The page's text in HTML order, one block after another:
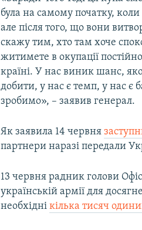
була на самому початку,
але після того, що вони
скажу тим, хто там хоче
житимете в окупації
країні. У нас виник шанс,
добити, у нас є темп, у нас є
зробимо», – заявив генерал.
Як заявила 14 червня
партнери наразі передали
13 червня радник голови
українській армії для
необхіднікілька тисяч